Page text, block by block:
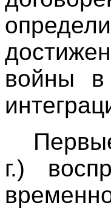
войны в
г.)